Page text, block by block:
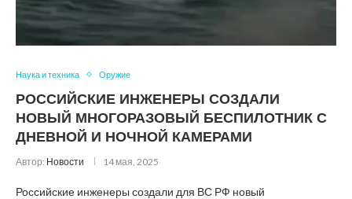
Наука и техника Оружие
РОССИЙСКИЕ ИНЖЕНЕРЫ СОЗДАЛИ
НОВЫЙ МНОГОРАЗОВЫЙ БЕСПИЛОТНИК С
ДНЕВНОЙ И НОЧНОЙ КАМЕРАМИ
Автор: Новости 14 мая, 2025
Российские инженеры создали для ВС РФ новый